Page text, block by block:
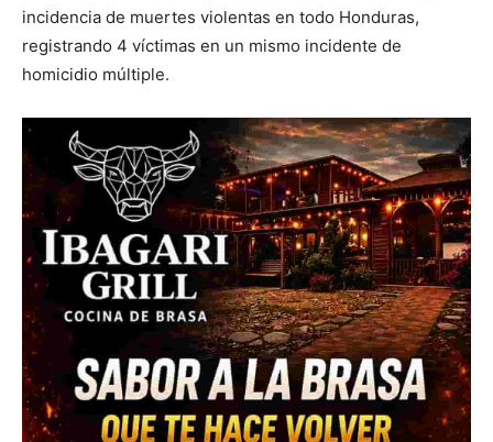
incidencia de muertes violentas en todo Honduras,
registrando 4 víctimas en un mismo incidente de
homicidio múltiple.